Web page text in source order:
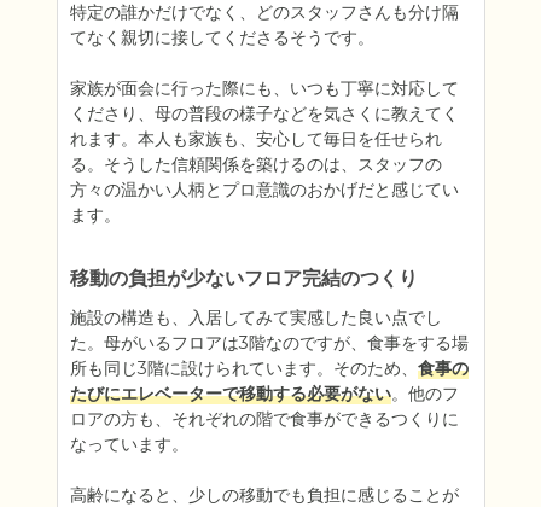
特定の誰かだけでなく、どのスタッフさんも分け隔
てなく親切に接してくださるそうです。
家族が面会に行った際にも、いつも丁寧に対応して
くださり、母の普段の様子などを気さくに教えてく
れます。本人も家族も、安心して毎日を任せられ
る。そうした信頼関係を築けるのは、スタッフの
方々の温かい人柄とプロ意識のおかげだと感じてい
ます。
移動の負担が少ないフロア完結のつくり
施設の構造も、入居してみて実感した良い点でし
た。母がいるフロアは3階なのですが、食事をする場
所も同じ3階に設けられています。そのため、 食事の
たびにエレベーターで移動する必要がない。他のフ
ロアの方も、それぞれの階で食事ができるつくりに
なっています。
高齢になると、少しの移動でも負担に感じることが